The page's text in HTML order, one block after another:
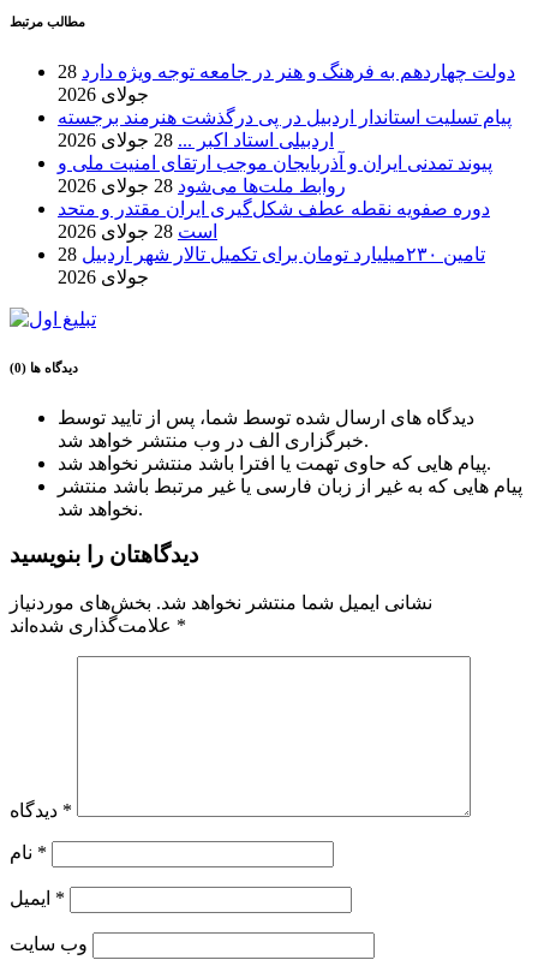
مطالب مرتبط
دولت چهاردهم به فرهنگ و هنر در جامعه توجه ویژه دارد 28
جولای 2026
پیام تسلیت استاندار اردبیل در پی درگذشت هنرمند برجسته
اردبیلی استاد اکبر ... 28 جولای 2026
پیوند تمدنی ایران و آذربایجان موجب ارتقای امنیت ملی و
روابط ملت‌ها می‌شود 28 جولای 2026
دوره صفویه نقطه عطف شکل‌گیری ایران مقتدر و متحد
است 28 جولای 2026
تامین ۲۳۰میلیارد تومان برای تکمیل تالار شهر اردبیل
28
جولای 2026
دیدگاه ها (0)
دیدگاه های ارسال شده توسط شما، پس از تایید توسط
خبرگزاری الف در وب منتشر خواهد شد.
پیام هایی که حاوی تهمت یا افترا باشد منتشر نخواهد شد.
پیام هایی که به غیر از زبان فارسی یا غیر مرتبط باشد منتشر
نخواهد شد.
دیدگاهتان را بنویسید
نشانی ایمیل شما منتشر نخواهد شد. بخش‌های موردنیاز
*
*
*
*
وب‌ سایت